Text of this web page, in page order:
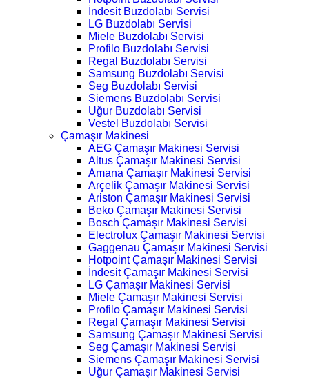
İndesit Buzdolabı Servisi
LG Buzdolabı Servisi
Miele Buzdolabı Servisi
Profilo Buzdolabı Servisi
Regal Buzdolabı Servisi
Samsung Buzdolabı Servisi
Seg Buzdolabı Servisi
Siemens Buzdolabı Servisi
Uğur Buzdolabı Servisi
Vestel Buzdolabı Servisi
Çamaşır Makinesi
AEG Çamaşır Makinesi Servisi
Altus Çamaşır Makinesi Servisi
Amana Çamaşır Makinesi Servisi
Arçelik Çamaşır Makinesi Servisi
Ariston Çamaşır Makinesi Servisi
Beko Çamaşır Makinesi Servisi
Bosch Çamaşır Makinesi Servisi
Electrolux Çamaşır Makinesi Servisi
Gaggenau Çamaşır Makinesi Servisi
Hotpoint Çamaşır Makinesi Servisi
İndesit Çamaşır Makinesi Servisi
LG Çamaşır Makinesi Servisi
Miele Çamaşır Makinesi Servisi
Profilo Çamaşır Makinesi Servisi
Regal Çamaşır Makinesi Servisi
Samsung Çamaşır Makinesi Servisi
Seg Çamaşır Makinesi Servisi
Siemens Çamaşır Makinesi Servisi
Uğur Çamaşır Makinesi Servisi